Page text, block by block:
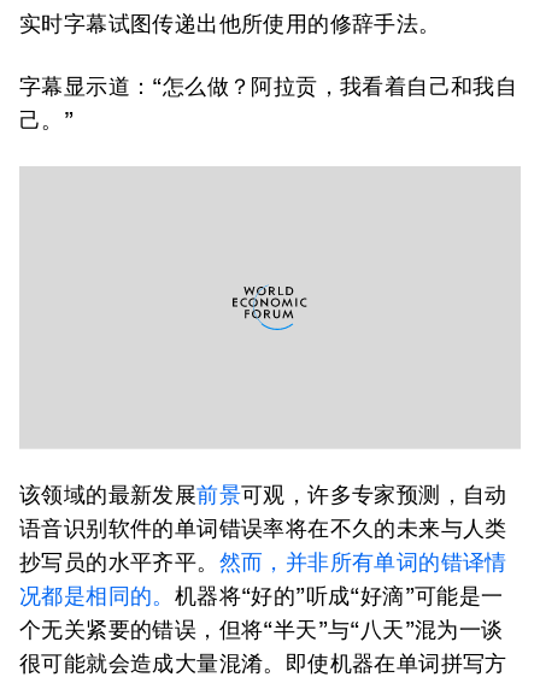
实时字幕试图传递出他所使用的修辞手法。
字幕显示道：“怎么做？阿拉贡，我看着自己和我自
己。”
该领域的最新发展前景可观，许多专家预测，自动
语音识别软件的单词错误率将在不久的未来与人类
抄写员的水平齐平。 然而，并非所有单词的错译情
况都是相同的。 机器将“好的”听成“好滴”可能是一
个无关紧要的错误，但将“半天”与“八天”混为一谈
很可能就会造成大量混淆。即使机器在单词拼写方